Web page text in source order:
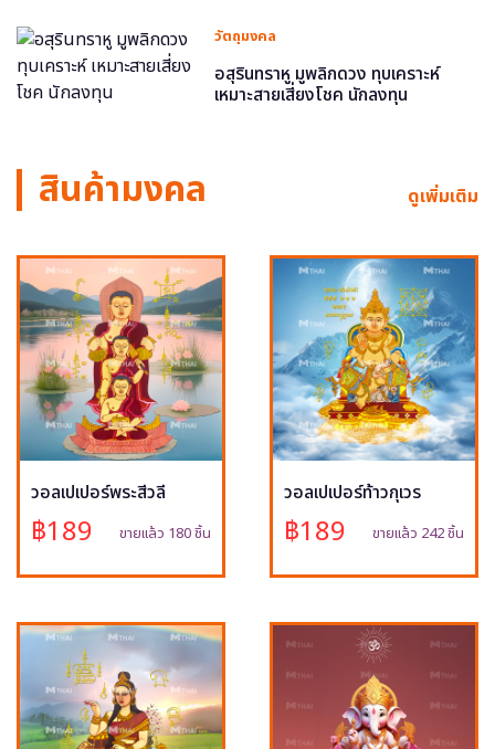
วัตถุมงคล
อสุรินทราหู มูพลิกดวง ทุบเคราะห์
เหมาะสายเสี่ยงโชค นักลงทุน
สินค้ามงคล ดูเพิ่มเติม
วอลเปเปอร์พระสีวลี
฿189 ขายแล้ว 180 ชิ้น
วอลเปเปอร์ท้าวกุเวร
฿189 ขายแล้ว 242 ชิ้น